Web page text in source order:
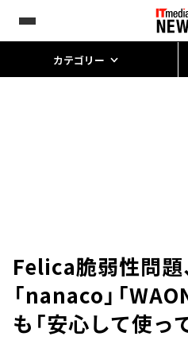
カテゴリー
Felica脆弱性問題
「nanaco」「
も「安心して使っ